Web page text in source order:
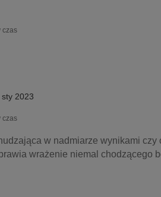
czas
2023
czas
w nadmiarze wynikami
wrażenie niemal chodzącego